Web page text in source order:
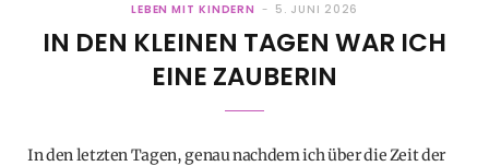
LEBEN MIT KINDERN 5. JUNI 2026
IN DEN KLEINEN TAGEN WAR ICH
EINE ZAUBERIN
In den letzten Tagen, genau nachdem ich über die Zeit der